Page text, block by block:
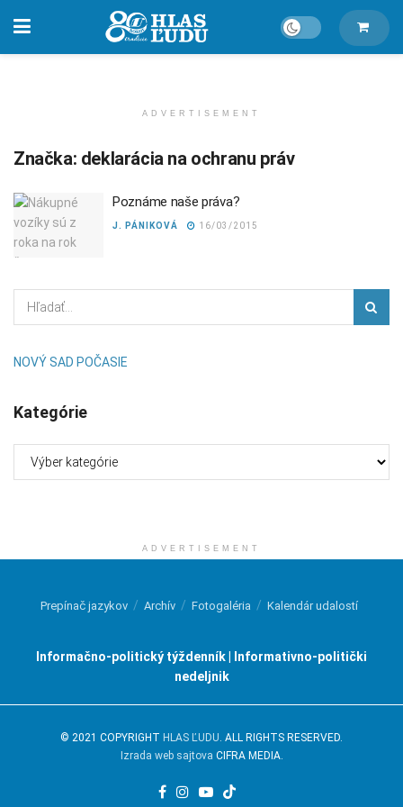
ADVERTISEMENT
Značka: deklarácia na ochranu práv
Poznáme naše práva?
J. PÁNIKOVÁ 16/03/2015
NOVÝ SAD POČASIE
Kategórie
ADVERTISEMENT
Prepínač jazykov Archív Fotogaléria Kalendár udalostí
Informačno-politický týždenník | Informativno-politički
nedeljnik
© 2021 COPYRIGHT HLAS ĽUDU . ALL RIGHTS RESERVED.
Izrada web sajtova CIFRA MEDIA.